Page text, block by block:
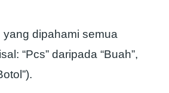
yang dipahami semua
“Pcs” daripada “Buah”,